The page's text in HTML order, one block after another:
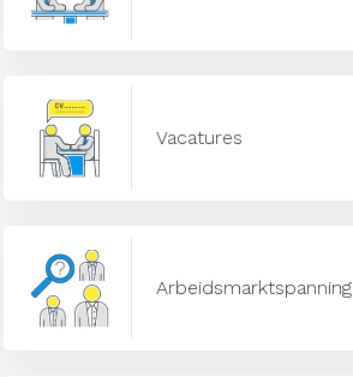
Vacatures
Arbeidsmarktspanning